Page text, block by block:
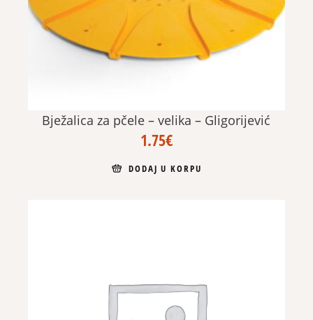
Bježalica za pčele – velika – Gligorijević
1.75€
DODAJ U KORPU